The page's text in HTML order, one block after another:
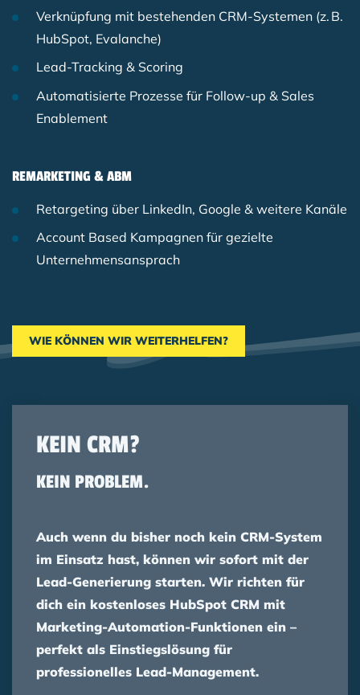
Verknüpfung mit bestehenden CRM-Systemen (z. B.
HubSpot, Evalanche)
Lead-Tracking & Scoring
Automatisierte Prozesse für Follow-up & Sales
Enablement
REMARKETING & ABM
Retargeting über LinkedIn, Google & weitere Kanäle
Account Based Kampagnen für gezielte
Unternehmensansprach
WIE KÖNNEN WIR WEITERHELFEN?
KEIN CRM?
KEIN PROBLEM.
Auch wenn du bisher noch kein CRM-System
im Einsatz hast, können wir sofort mit der
Lead-Generierung starten. Wir richten für
dich ein kostenloses HubSpot CRM mit
Marketing-Automation-Funktionen ein –
perfekt als Einstiegslösung für
professionelles Lead-Management.